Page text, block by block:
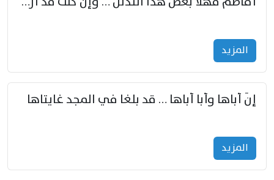
المزید
إنّ أباها وأبا أباها … قد بلغا في المجد غايتاها
المزید